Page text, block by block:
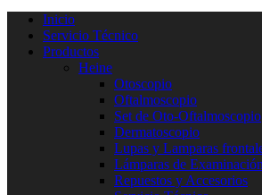
Inicio
Servicio Técnico
Productos
Heine
Otoscopio
Oftalmoscopio
Set de Oto-Oftalmoscopio
Dermatoscopio
Lupas y Lamparas
Lámparas de Examinación
Repuestos y Accesorios